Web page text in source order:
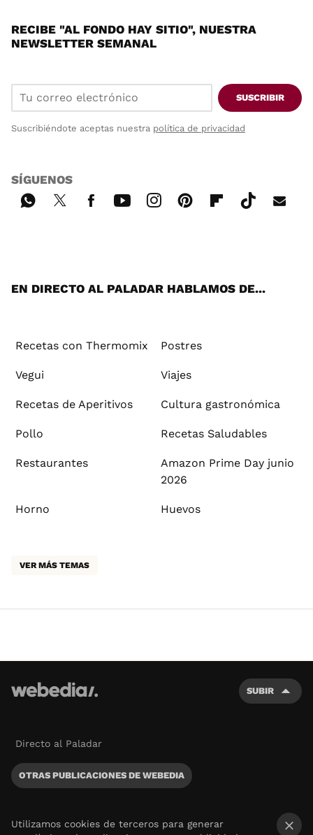
RECIBE "AL FONDO HAY SITIO", NUESTRA
NEWSLETTER SEMANAL
SUSCRIBIR
Suscribiéndote aceptas nuestra política de privacidad
SÍGUENOS
EN DIRECTO AL PALADAR HABLAMOS DE...
Recetas con Thermomix Postres
Vegui Viajes
Recetas de Aperitivos Cultura gastronómica
Pollo Recetas Saludables
Restaurantes
Amazon Prime Day junio
2026
Horno Huevos
VER MÁS TEMAS
SUBIR
Directo al Paladar
OTRAS PUBLICACIONES DE WEBEDIA
Utilizamos cookies de terceros para generar